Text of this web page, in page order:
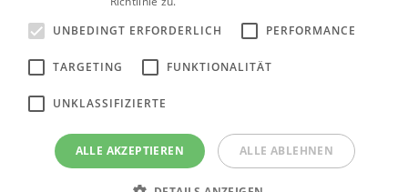
Filtergehäuse
Produktkategorie anzeigen
Produktkategorie anzeigen
UNBEDINGT ERFORDERLICH
PERFORMANCE
TARGETING FUNKTIONALITÄT
UNKLASSIFIZIERTE
ALLE AKZEPTIEREN ALLE ABLEHNEN